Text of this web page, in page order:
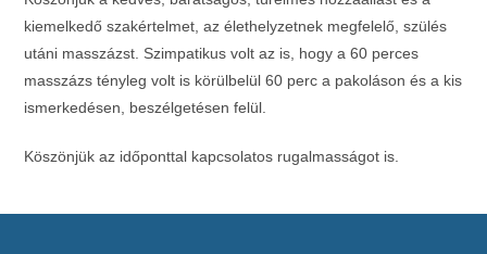
kiemelkedő szakértelmet, az élethelyzetnek megfelelő, szülés
utáni masszázst. Szimpatikus volt az is, hogy a 60 perces
masszázs tényleg volt is körülbelül 60 perc a pakoláson és a kis
ismerkedésen, beszélgetésen felül.
Köszönjük az időponttal kapcsolatos rugalmasságot is.